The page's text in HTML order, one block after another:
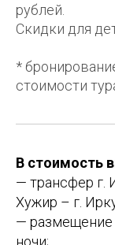
рублей.
Скидки для
*
стоимости
В стоимость
— трансфер г.
Хужир – г.
— размещение
ночи;